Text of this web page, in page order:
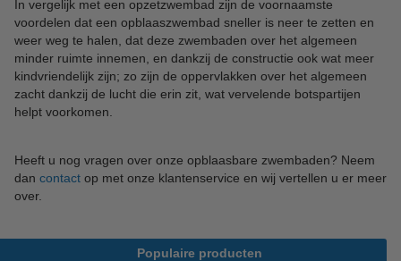
In vergelijk met een opzetzwembad zijn de voornaamste
voordelen dat een opblaaszwembad sneller is neer te zetten en
weer weg te halen, dat deze zwembaden over het algemeen
minder ruimte innemen, en dankzij de constructie ook wat meer
kindvriendelijk zijn; zo zijn de oppervlakken over het algemeen
zacht dankzij de lucht die erin zit, wat vervelende botspartijen
helpt voorkomen.
Heeft u nog vragen over onze opblaasbare zwembaden? Neem
dan contact op met onze klantenservice en wij vertellen u er meer
over.
Populaire producten